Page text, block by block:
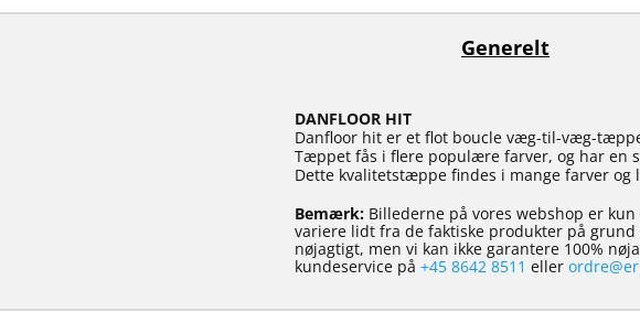
Generelt
DANFLOOR HIT
Danfloor hit er et flot boucle væg-til-væg-
Tæppet fås i flere populære farver, og har en
Dette kvalitetstæppe findes i mange farver og
Bemærk:Billederne på vores webshop er
variere lidt fra de faktiske produkter på
nøjagtigt, men vi kan ikke garantere 100%
kundeservice på +45 8642 8511 eller